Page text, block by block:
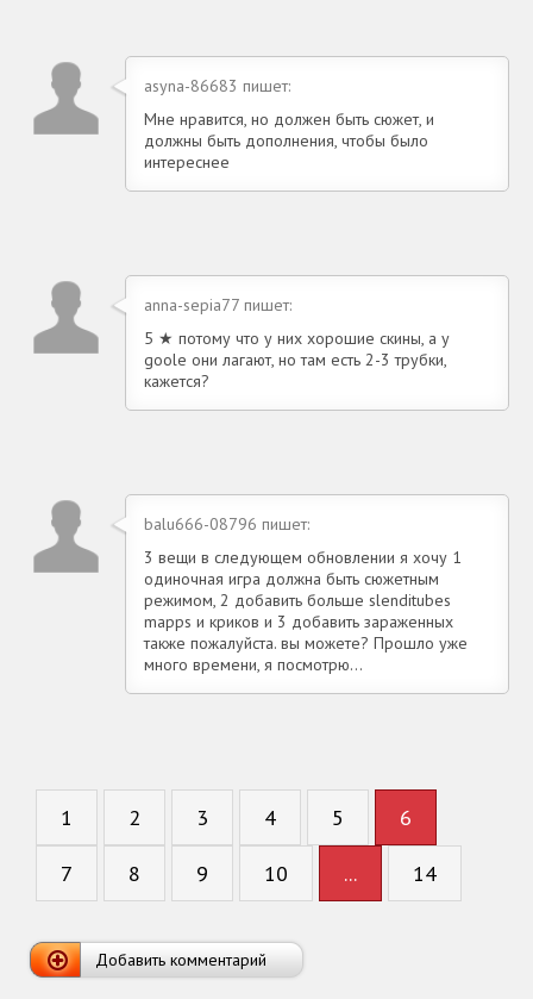
asyna-86683 пишет:
Мне нравится, но должен быть сюжет, и
должны быть дополнения, чтобы было
интереснее
anna-sepia77 пишет:
5 ★ потому что у них хорошие скины, а у
goole они лагают, но там есть 2-3 трубки,
кажется?
balu666-08796 пишет:
3 вещи в следующем обновлении я хочу 1
одиночная игра должна быть сюжетным
режимом, 2 добавить больше slenditubes
mapps и криков и 3 добавить зараженных
также пожалуйста. вы можете? Прошло уже
много времени, я посмотрю...
1 2 3 4 5 6
7 8 9 10 ... 14
Добавить комментарий